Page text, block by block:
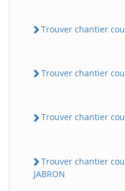
Trouver chantier
Trouver chantier
Trouver chantier
Trouver chantier
JABRON